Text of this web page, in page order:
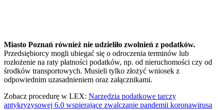
Miasto Poznań również nie udzieliło zwolnień z podatków.
Przedsiębiorcy mogli ubiegać się o odroczenia terminów lub
rozłożenie na raty płatności podatków, np. od nieruchomości czy od
środków transportowych. Musieli tylko złożyć wniosek z
odpowiednim uzasadnieniem oraz załącznikami.
Zobacz procedurę w LEX: Narzędzia podatkowe tarczy
antykryzysowej 6.0 wspierające zwalczanie pandemii koronawirusa